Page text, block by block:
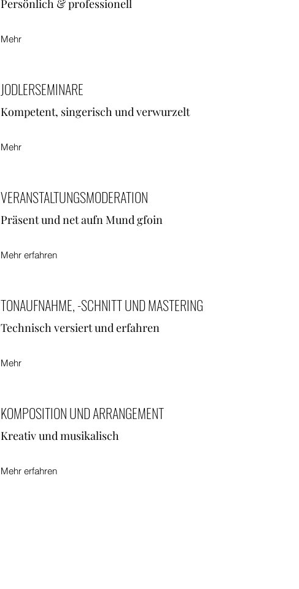
Persönlich & professionell
Mehr
JODLERSEMINARE
Kompetent, singerisch und verwurzelt
Mehr
VERANSTALTUNGSMODERATION
Präsent und net aufn Mund gfoin
Mehr erfahren
TONAUFNAHME, -SCHNITT UND MASTERING
Technisch versiert und erfahren
Mehr
KOMPOSITION UND ARRANGEMENT
Kreativ und musikalisch
Mehr erfahren